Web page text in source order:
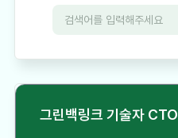
그린백링크 기술자 CTO